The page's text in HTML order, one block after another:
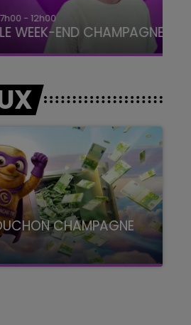
CHAMPAGNE FM
CHAMPAGNE
Champagne FM, à 8H10